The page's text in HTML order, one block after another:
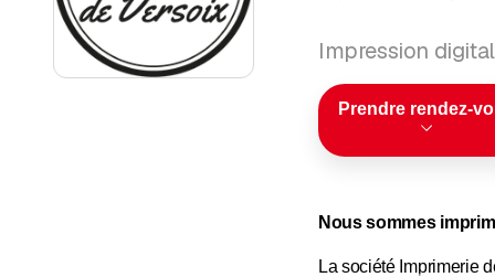
Impression
Prendre rendez-
Nous sommes
La société Imprimerie